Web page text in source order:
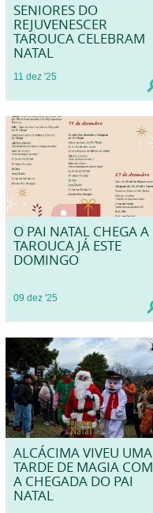
SENIORES DO
REJUVENESCER
TAROUCA CELEBRAM
NATAL
11 dez '25
O PAI NATAL CHEGA A
TAROUCA JÁ ESTE
DOMINGO
09 dez '25
ALCÁCIMA VIVEU UMA
TARDE DE MAGIA COM
A CHEGADA DO PAI
NATAL